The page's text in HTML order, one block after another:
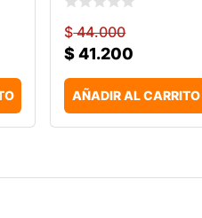
$44.000
$41.200
AÑADIR AL CARRITO